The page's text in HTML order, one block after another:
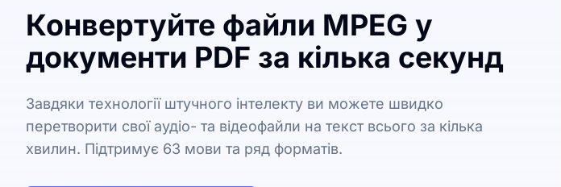
Конвертуйте файли MPEG у
документи PDF за кілька секунд
Завдяки технології штучного інтелекту ви можете швидко
перетворити свої аудіо- та відеофайли на текст всього за кілька
хвилин. Підтримує 63 мови та ряд форматів.